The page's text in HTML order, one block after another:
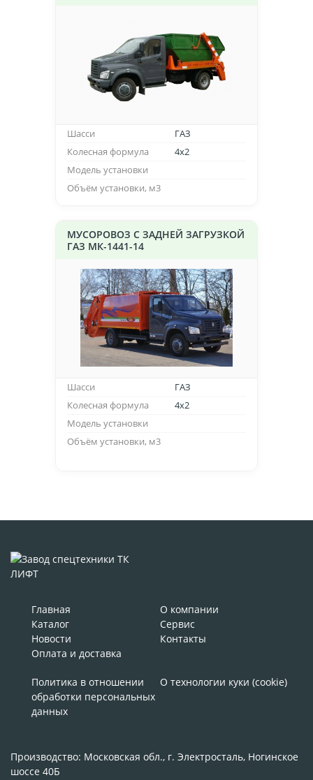
Шасси
ГАЗ
Колесная формула
4х2
Модель установки
Объём установки, м3
МУСОРОВОЗ С ЗАДНЕЙ ЗАГРУЗКОЙ
ГАЗ МК-1441-14
Шасси
ГАЗ
Колесная формула
4х2
Модель установки
Объём установки, м3
Главная
О компании
Каталог
Сервис
Новости
Контакты
Оплата и доставка
Политика в отношении
обработки персональных
данных
О технологии куки (cookie)
Производство: Московская обл., г. Электросталь, Ногинское
шоссе 40Б